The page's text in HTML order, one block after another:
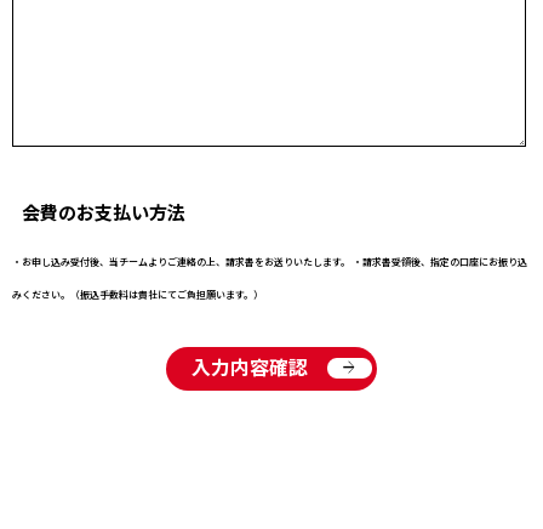
会費のお支払い方法
・お申し込み受付後、当チームよりご連絡の上、請求書をお送りいたします。 ・請求書受領後、指定の口座にお振り込
みください。（振込手数料は貴社にてご負担願います。）
入力内容確認 arrow_forward